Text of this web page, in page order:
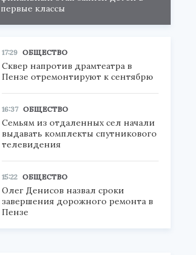
первые классы
17:29 ОБЩЕСТВО
Сквер напротив драмтеатра в
Пензе отремонтируют к сентябрю
16:37 ОБЩЕСТВО
Семьям из отдаленных сел начали
выдавать комплекты спутникового
телевидения
15:22 ОБЩЕСТВО
Олег Денисов назвал сроки
завершения дорожного ремонта в
Пензе